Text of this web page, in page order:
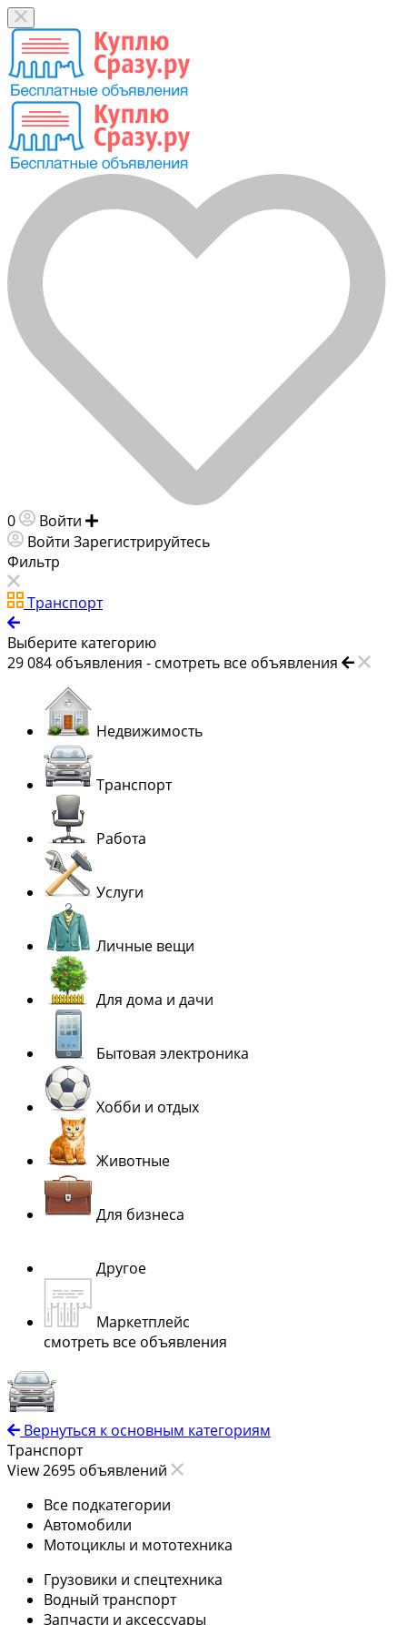
0 Войти
Войти Зарегистрируйтесь
Фильтр
Транспорт
Выберите категорию
29 084 объявления - смотреть все объявления
Недвижимость
Транспорт
Работа
Услуги
Личные вещи
Для дома и дачи
Бытовая электроника
Хобби и отдых
Животные
Для бизнеса
Другое
Маркетплейс
смотреть все объявления
Вернуться к основным категориям
Транспорт
View 2695 объявлений
Все подкатегории
Автомобили
Мотоциклы и мототехника
Грузовики и спецтехника
Водный транспорт
Запчасти и аксессуары